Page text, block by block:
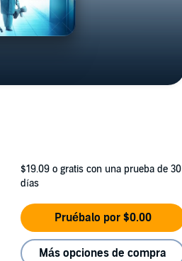
$19.09 o gratis con una prueba de 30
días
Pruébalo por $0.00
Más opciones de compra